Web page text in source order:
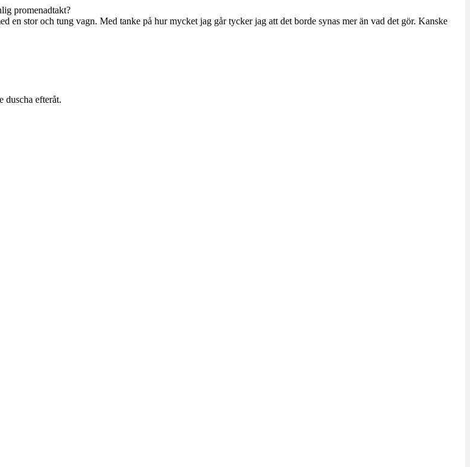
promenadtakt?
en stor och tung vagn. Med tanke på hur mycket jag går tycker jag att det borde synas mer än vad det gör. Kanske
duscha efteråt.